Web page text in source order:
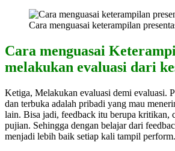
Cara menguasai keterampilan
Cara menguasai
melakukan evaluasi dari
Ketiga, Melakukan evaluasi demi evaluasi.
dan terbuka adalah pribadi yang mau
lain. Bisa jadi, feedback itu berupa kritikan,
pujian. Sehingga dengan belajar dari
menjadi lebih baik setiap kali tampil perform.